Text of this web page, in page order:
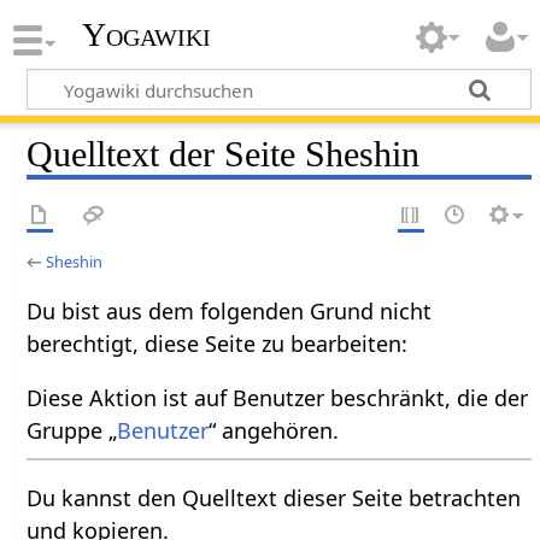
Yogawiki
Quelltext der Seite Sheshin
←Sheshin
Du bist aus dem folgenden Grund nicht
berechtigt, diese Seite zu bearbeiten:
Diese Aktion ist auf Benutzer beschränkt, die der
Gruppe „Benutzer“ angehören.
Du kannst den Quelltext dieser Seite betrachten
und kopieren.